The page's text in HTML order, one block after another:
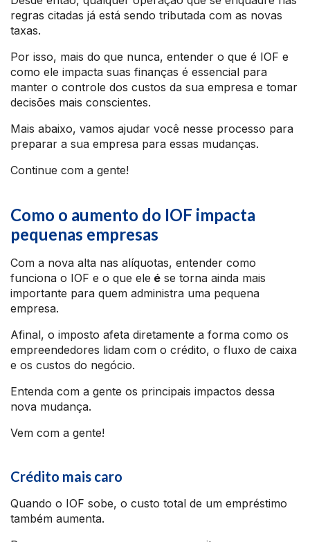
regras citadas já está sendo tributada com as novas
taxas.
Por isso, mais do que nunca, entender o que é IOF e
como ele impacta suas finanças é essencial para
manter o controle dos custos da sua empresa e tomar
decisões mais conscientes.
Mais abaixo, vamos ajudar você nesse processo para
preparar a sua empresa para essas mudanças.
Continue com a gente!
Como o aumento do IOF impacta
pequenas empresas
Com a nova alta nas alíquotas, entender como
funciona o IOF e o que ele é se torna ainda mais
importante para quem administra uma pequena
empresa.
Afinal, o imposto afeta diretamente a forma como os
empreendedores lidam com o crédito, o fluxo de caixa
e os custos do negócio.
Entenda com a gente os principais impactos dessa
nova mudança.
Vem com a gente!
Crédito mais caro
Quando o IOF sobe, o custo total de um empréstimo
também aumenta.